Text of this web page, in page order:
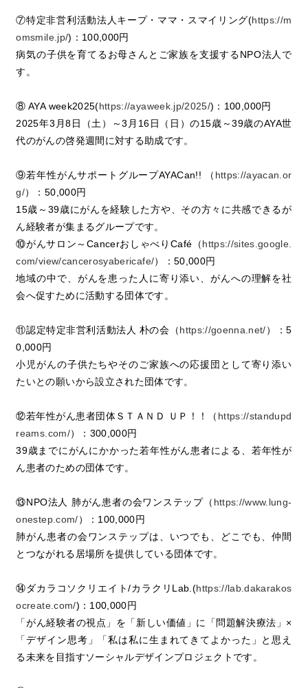
⑦特定非営利活動法人キープ・ママ・スマイリング(https://m
omsmile.jp/)：100,000円
病気の子供を育てるお母さんとご家族を支援するNPO法人で
す。
⑧ AYA week2025(https://ayaweek.jp/2025/)：100,000円
2025年3月8日（土）～3月16日（日）の15歳～39歳のAYA世
代のがんの啓発週間に対する助成です。
⑨若年性がんサポートグループAYACan!! （ https://ayacan.or
g/）：50,000円
15歳～39歳にがんを経験した方や、その方々に共感できるが
ん経験者が集まるグループです。
⑩がんサロン～CancerおしゃべりCafé（https://sites.google.
com/view/cancerosyabericafe/）：50,000円
地域の中で、がんを患った人に寄り添い、がんへの理解を社
会へ促すために活動する団体です。
⑪認定特定非営利活動法人 朴の会（https://goenna.net/）：5
0,000円
小児がんの子供たちやそのご家族への応援団として寄り添い
たいとの願いから設立された団体です。
⑫若年性がん患者団体ＳＴＡＮＤ ＵＰ！！（ https://standupd
reams.com/）：300,000円
39歳までにがんにかかった若年性がん患者による、若年性が
ん患者のための団体です。
⑬NPO法人 肺がん患者の会ワンステップ（ https://www.lung-
onestep.com/）：100,000円
肺がん患者の会ワンステップは、いつでも、どこでも、仲間
とつながれる居場所を提供している団体です。
⑭ダカラコソクリエイト/カラクリLab.(https://lab.dakarakos
ocreate.com/)：100,000円
「がん経験者の視点」を「新しい価値」に「問題解決療法」×
「デザイン思考」「私は私に生まれてきてよかった」と思え
る未来を目指すソーシャルデザインプロジェクトです。